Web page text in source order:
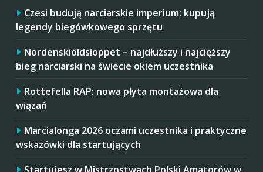
Czesi budują narciarskie imperium: kupują
legendy biegówkowego sprzętu
Nordenskiöldsloppet – najdłuższy i najcięższy
bieg narciarski na świecie okiem uczestnika
Rottefella RAP: nowa płyta montażowa dla
wiązań
Marcialonga 2026 oczami uczestnika i praktyczne
wskazówki dla startujących
Startujesz w Mistrzostwach Polski Amatorów w